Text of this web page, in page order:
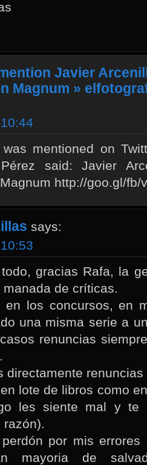
Javier
Magnum »
mentioned on
said: Javier
http://goo.gl/fb/
says:
gracias Rafa, la
de críticas.
en los concursos, en
una misma serie a
renuncias
directamente
lote de libros como
les siente mal y te
razón).
por mis
mayoria de